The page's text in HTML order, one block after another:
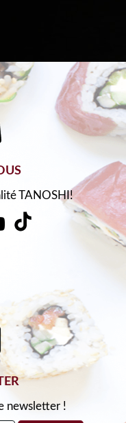
TANOSHI!
newsletter !